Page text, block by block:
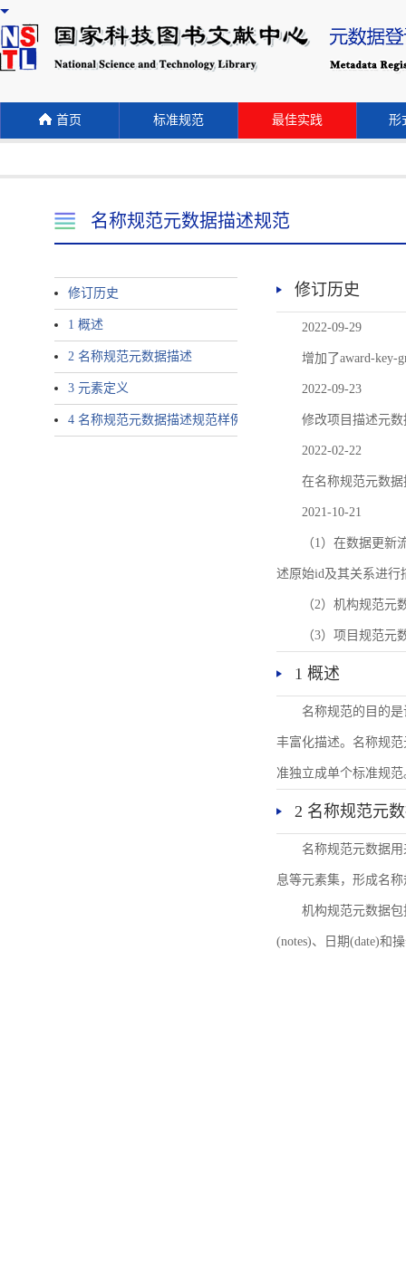
首页 标准规范 最佳实践 形
名称规范元数据描述规范
修订历史
1 概述
2 名称规范元数据描述
3 元素定义
4 名称规范元数据描述规范样例
修订历史
2022-09-29
增加了award-key-
2022-09-23
修改项目描述元
2022-02-22
在名称规范元数
2021-10-21
（1）在数据更
述原始id及其关系进行
（2）机构规范元
（3）项目规范
1 概述
名称规范的目的
丰富化描述。名称规
准独立成单个标准规范
2 名称规范元
名称规范元数据
息等元素集，形成名
机构规范元数据
(notes)、日期(date)和